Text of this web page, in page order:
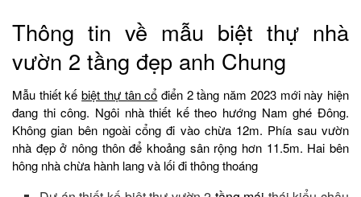
Thông tin về mẫu biệt thự nhà
vườn 2 tầng đẹp anh Chung
Mẫu thiết kếbiệt thự tân cổ điển 2 tầng năm 2023 mới này hiện
đang thi công. Ngôi nhà thiết kế theo hướng Nam ghé Đông.
Không gian bên ngoài cổng đi vào chừa 12m. Phía sau vườn
nhà đẹp ở nông thôn để khoảng sân rộng hơn 11.5m. Hai bên
hông nhà chừa hành lang và lối đi thông thoáng